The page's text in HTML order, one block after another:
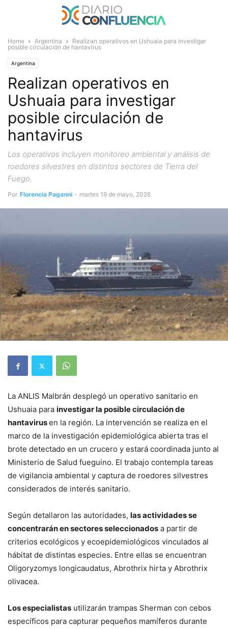
Home Argentina
Realizan operativos en Ushuaia para investigar
posible circulación de hantavirus
Argentina
Realizan operativos en
Ushuaia para investigar
posible circulación de
hantavirus
Los operativos incluyen monitoreo ambiental y análisis de
roedores silvestres en distintos sectores de Tierra del
Fuego.
Por Florencia Paganni - martes 19 de mayo, 2026
La ANLIS Malbrán desplegó un operativo sanitario en
Ushuaia para investigar la posible circulación de
hantavirusen la región. La intervención se realiza en el
marco de la investigación epidemiológica abierta tras el
brote detectado en un crucero y estará coordinada junto al
Ministerio de Salud fueguino. El trabajo contempla tareas
de vigilancia ambiental y captura de roedores silvestres
considerados de interés sanitario.
Según detallaron las autoridades, las actividades se
concentrarán en sectores seleccionados a partir de
criterios ecológicos y ecoepidemiológicos vinculados al
hábitat de distintas especies. Entre ellas se encuentran
Oligoryzomys longicaudatus, Abrothrix hirta y Abrothrix
olivacea.
Los especialistas utilizarán trampas Sherman con cebos
específicos para capturar pequeños mamíferos durante